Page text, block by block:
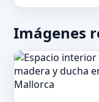
Imágenes